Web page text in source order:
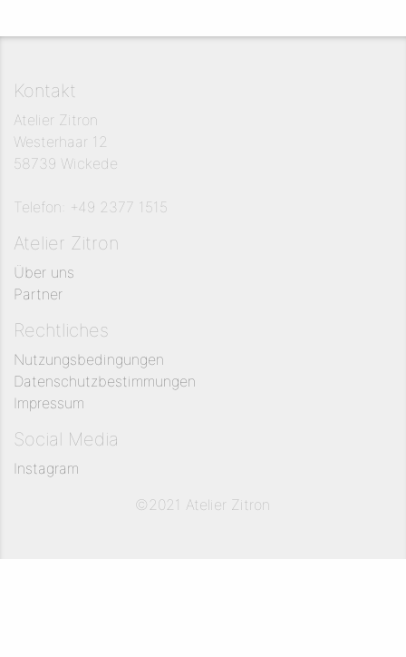
Kontakt
Atelier Zitron
Westerhaar 12
58739 Wickede
Telefon: +49 2377 1515
Atelier Zitron
Über uns
Partner
Rechtliches
Nutzungsbedingungen
Datenschutzbestimmungen
Impressum
Social Media
Instagram
©2021 Atelier Zitron